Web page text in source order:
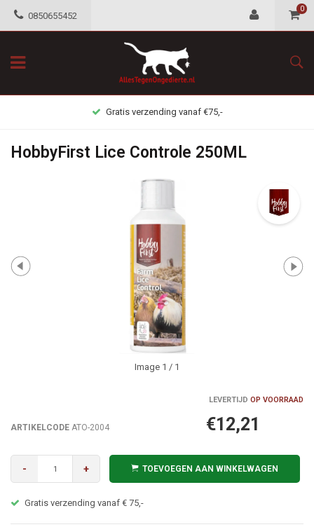
0850655452
0
Gratis verzending vanaf €75,-
HobbyFirst Lice Controle 250ML
Image 1 / 1
LEVERTIJD OP VOORRAAD
ARTIKELCODE ATO-2004 €12,21
- + TOEVOEGEN AAN WINKELWAGEN
Gratis verzending vanaf € 75,-